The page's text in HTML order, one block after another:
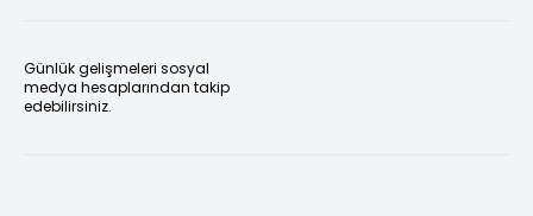
Günlük gelişmeleri sosyal
medya hesaplarından takip
edebilirsiniz.